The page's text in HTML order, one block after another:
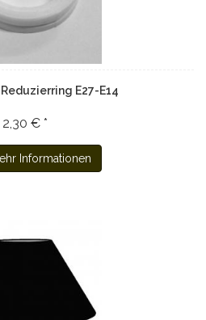
E27-E14
2,30 € *
Informationen